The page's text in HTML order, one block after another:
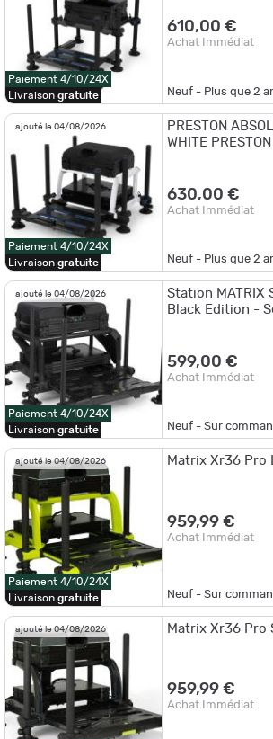
Paiement 4/10/24X
Livraison gratuite
610,00 €
Achat Immédiat
Neuf - Plus que2
ajouté le 04/08/2026
Paiement 4/10/24X
Livraison gratuite
PRESTON
WHITE PRESTON
630,00 €
Achat Immédiat
Neuf - Plus que2
ajouté le 04/08/2026
Paiement 4/10/24X
Livraison gratuite
Station MATRIX
Black Edition -
599,00 €
Achat Immédiat
Neuf - Sur
ajouté le 04/08/2026
Paiement 4/10/24X
Livraison gratuite
Matrix Xr36 Pro
959,99 €
Achat Immédiat
Neuf - Sur
ajouté le 04/08/2026 Matrix Xr36 Pro
959,99 €
Achat Immédiat